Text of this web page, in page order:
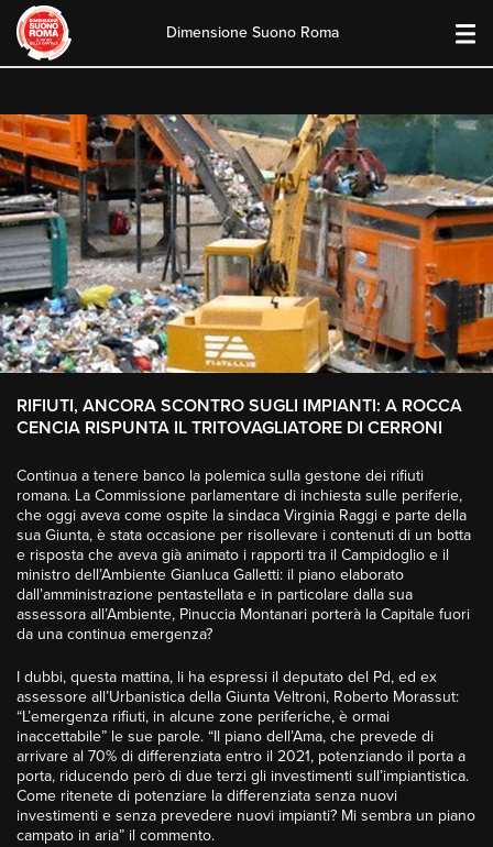
content
Dimensione Suono Roma
RIFIUTI, ANCORA SCONTRO SUGLI IMPIANTI: A ROCCA
CENCIA RISPUNTA IL TRITOVAGLIATORE DI CERRONI
Continua a tenere banco la polemica sulla gestone dei rifiuti
romana. La Commissione parlamentare di inchiesta sulle periferie,
che oggi aveva come ospite la sindaca Virginia Raggi e parte della
sua Giunta, è stata occasione per risollevare i contenuti di un botta
e risposta che aveva già animato i rapporti tra il Campidoglio e il
ministro dell’Ambiente Gianluca Galletti: il piano elaborato
dall’amministrazione pentastellata e in particolare dalla sua
assessora all’Ambiente, Pinuccia Montanari porterà la Capitale fuori
da una continua emergenza?
I dubbi, questa mattina, li ha espressi il deputato del Pd, ed ex
assessore all’Urbanistica della Giunta Veltroni, Roberto Morassut:
“L’emergenza rifiuti, in alcune zone periferiche, è ormai
inaccettabile” le sue parole. “Il piano dell’Ama, che prevede di
arrivare al 70% di differenziata entro il 2021, potenziando il porta a
porta, riducendo però di due terzi gli investimenti sull’impiantistica.
Come ritenete di potenziare la differenziata senza nuovi
investimenti e senza prevedere nuovi impianti? Mi sembra un piano
campato in aria” il commento.